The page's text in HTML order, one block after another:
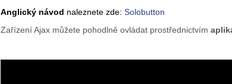
Anglický návod naleznete zde: Solobutton
Zařízení Ajax můžete pohodlně ovládat prostřednictvím